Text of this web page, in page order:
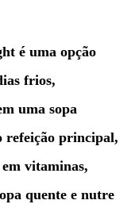
é uma opção
frios,
uma sopa
refeição principal,
vitaminas,
quente e nutre